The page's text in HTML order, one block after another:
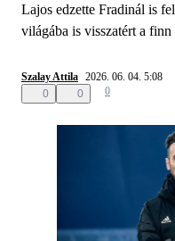
Lajos edzette Fradinál is
világába is visszatért a
Szalay Attila 2026. 06. 04. 5:08
0
0 0